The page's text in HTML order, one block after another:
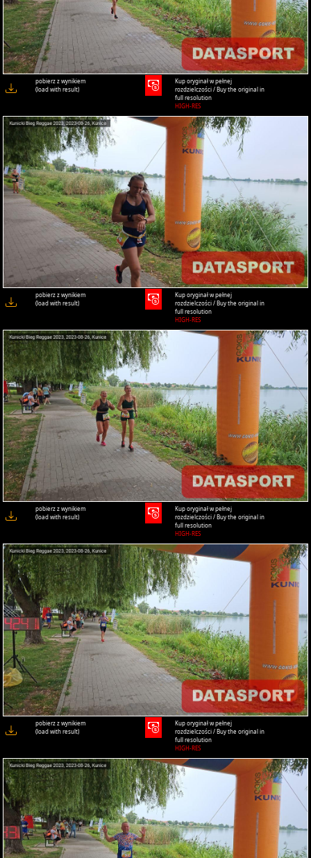
pobierz z wynikiem
(load with result)
Kup oryginał w pełnej
rozdzielczości / Buy the original in
full resolution
HIGH-RES
pobierz z wynikiem
(load with result)
Kup oryginał w pełnej
rozdzielczości / Buy the original in
full resolution
HIGH-RES
pobierz z wynikiem
(load with result)
Kup oryginał w pełnej
rozdzielczości / Buy the original in
full resolution
HIGH-RES
pobierz z wynikiem
(load with result)
Kup oryginał w pełnej
rozdzielczości / Buy the original in
full resolution
HIGH-RES